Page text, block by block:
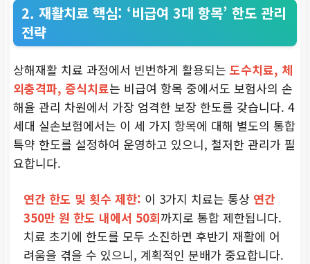
2. 재활치료 핵심: ‘비급여 3대 항목’ 한도 관리
전략
상해재활 치료 과정에서 빈번하게 활용되는 도수치료, 체
외충격파, 증식치료는 비급여 항목 중에서도 보험사의 손
해율 관리 차원에서 가장 엄격한 보장 한도를 갖습니다. 4
세대 실손보험에서는 이 세 가지 항목에 대해 별도의 통합
특약 한도를 설정하여 운영하고 있으니, 철저한 관리가 필
요합니다.
연간 한도 및 횟수 제한: 이 3가지 치료는 통상 연간
350만 원 한도 내에서 50회까지로 통합 제한됩니다.
치료 초기에 한도를 모두 소진하면 후반기 재활에 어
려움을 겪을 수 있으니, 계획적인 분배가 중요합니다.